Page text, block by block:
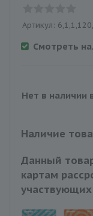
Артикул:
Смотреть
Нет в наличии
Наличие
Данный
картам